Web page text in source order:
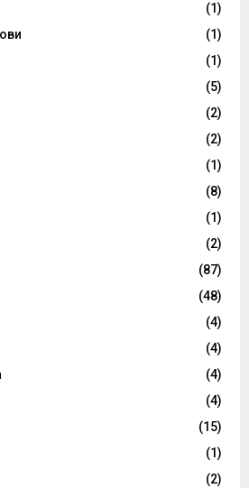
(1)
(1)
(1)
(5)
(2)
(2)
(1)
(8)
(1)
(2)
(87)
(48)
(4)
(4)
(4)
(4)
(15)
(1)
(2)